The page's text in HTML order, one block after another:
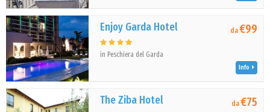
Enjoy Garda Hotel
in Peschiera del Garda
da€99
Info
The Ziba Hotel da€75